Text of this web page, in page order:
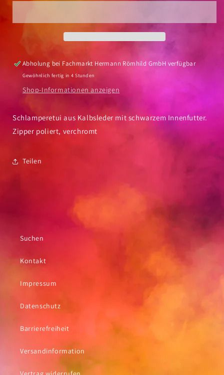
Kalbsleder Kalbsleder
Abholung bei Fachmarkt Hermann Römhild GmbH verfügbar
Gewöhnlich fertig in 4 Stunden
Shop-Informationen anzeigen
Schlamperetui aus Kalbsleder mit schwarzem Innenfutter.
Zipper poliert, verchromt
Teilen
Suchen
Kontakt
Impressum
Datenschutz
Barrierefreiheit
Versandinformation